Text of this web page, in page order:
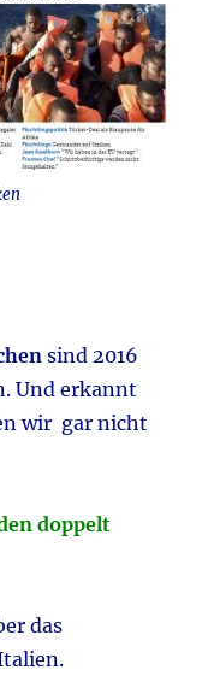
sind 2016
Und erkannt
wir gar nicht
doppelt
das